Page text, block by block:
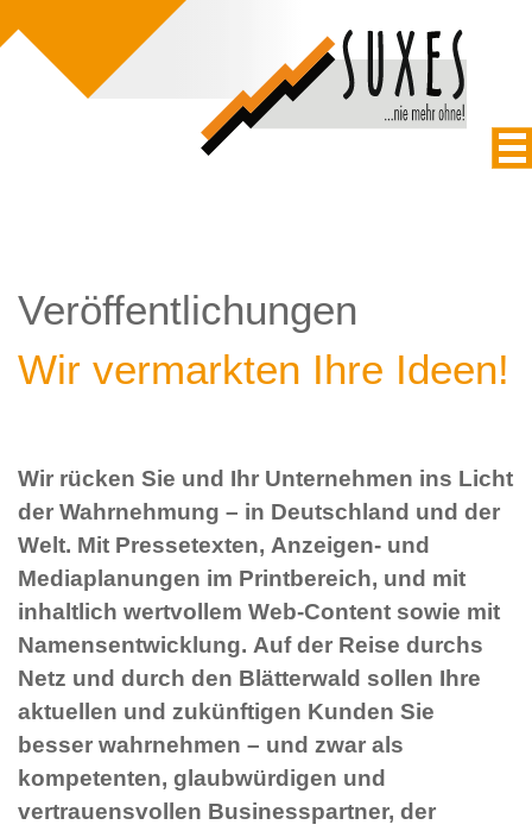
Veröffentlichungen
Wir vermarkten Ihre Ideen!
Wir rücken Sie und Ihr Unternehmen ins Licht
der Wahrnehmung – in Deutschland und der
Welt. Mit Pressetexten, Anzeigen- und
Mediaplanungen im Printbereich, und mit
inhaltlich wertvollem Web-Content sowie mit
Namensentwicklung. Auf der Reise durchs
Netz und durch den Blätterwald sollen Ihre
aktuellen und zukünftigen Kunden Sie
besser wahrnehmen – und zwar als
kompetenten, glaubwürdigen und
vertrauensvollen Businesspartner, der